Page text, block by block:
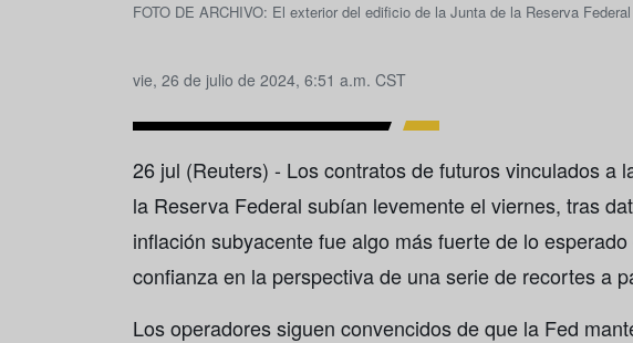
FOTO DE ARCHIVO: El exterior del edificio de la Junta de la Reserva
vie, 26 de julio de 2024, 6:51 a.m. CST
26 jul (Reuters) - Los contratos de futuros vinculados a
la Reserva Federal subían levemente el viernes, tras
inflación subyacente fue algo más fuerte de lo
confianza en la perspectiva de una serie de recortes a
Los operadores siguen convencidos de que la Fed